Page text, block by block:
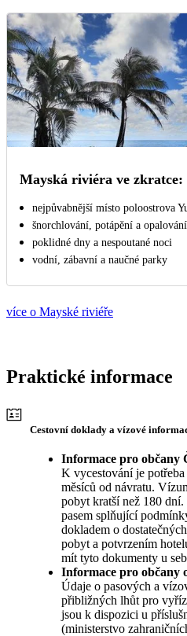
Mayská riviéra ve zkratce:
nejpůvabnější místo poloostrova
šnorchlování, potápění a
poklidné dny a nespoutané noci
vodní, zábavní a naučné parky
více o Mayské riviéře
Praktické informace
Cestovní doklady a vízové
Informace pro občany
K vycestování je
měsíců od návratu.
pobyt kratší než 180
pasem splňující
dokladem o
pobyt a potvrzením
mít tyto dokumenty u
Informace pro občany
Údaje o pasových a
přibližných lhůt pro
jsou k dispozici u
(ministerstvo